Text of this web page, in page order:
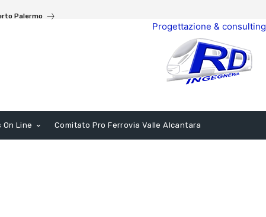
Palermo
Progettazione & consulting
Line Comitato Pro Ferrovia Valle Alcantara